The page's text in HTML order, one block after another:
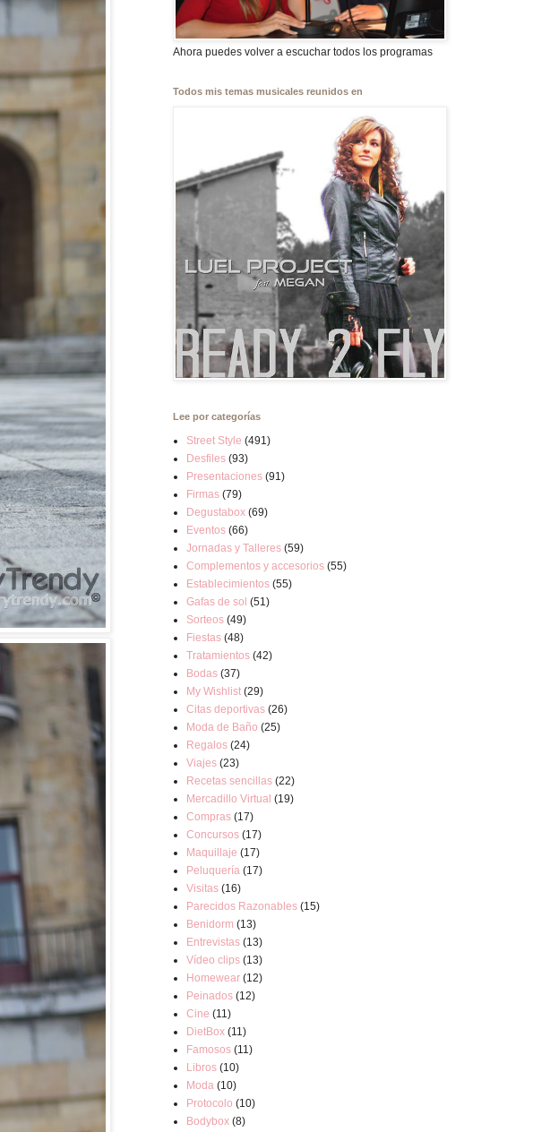
Ahora puedes volver a escuchar todos los programas
Todos mis temas musicales reunidos en
Lee por categorías
Street Style (491)
Desfiles (93)
Presentaciones (91)
Firmas (79)
Degustabox (69)
Eventos (66)
Jornadas y Talleres (59)
Complementos y accesorios (55)
Establecimientos (55)
Gafas de sol (51)
Sorteos (49)
Fiestas (48)
Tratamientos (42)
Bodas (37)
My Wishlist (29)
Citas deportivas (26)
Moda de Baño (25)
Regalos (24)
Viajes (23)
Recetas sencillas (22)
Mercadillo Virtual (19)
Compras (17)
Concursos (17)
Maquillaje (17)
Peluquería (17)
Visitas (16)
Parecidos Razonables (15)
Benidorm (13)
Entrevistas (13)
Vídeo clips (13)
Homewear (12)
Peinados (12)
Cine (11)
DietBox (11)
Famosos (11)
Libros (10)
Moda (10)
Protocolo (10)
Bodybox (8)